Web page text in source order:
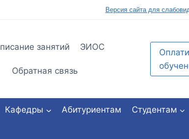
Версия сайта для
занятий ЭИОС
Обратная связь
Кафедры Абитуриентам Студентам